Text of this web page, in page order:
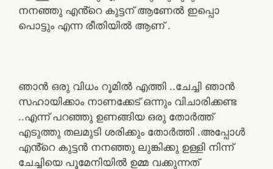
നനഞ്ഞു എൻ്റെ കുട്ടന് ആണേൽ ഇപ്പൊ
പൊട്ടും എന്ന രീതിയിൽ ആണ് .
ഞാൻ ഒരു വിധം റൂമിൽ എത്തി ..ചേച്ചി ഞാൻ
സഹായിക്കാം നാണക്കേട് ഒന്നും വിചാരിക്കണ്ട
..എന്ന് പറഞ്ഞു ഉണങ്ങിയ ഒരു തോർത്ത്
എടുത്തു തലമുടി ശരിക്കും തോർത്തി .അപ്പോൾ
എൻ്റെ കുട്ടൻ നനഞ്ഞു ലുങ്കിക്കു ഉള്ളി നിന്ന്
ചേച്ചിയെ പൂമേനിയിൽ ഉമ്മ വക്കുന്നത്